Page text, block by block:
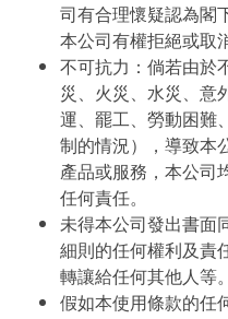
司有合理懷疑認為閣
本公司有權拒絕或取
不可抗力：倘若由於
災、火災、水災、意
運、罷工、勞動困難
制的情況），導致本
產品或服務，本公司
任何責任。
未得本公司發出書面
細則的任何權利及責
轉讓給任何其他人等。
假如本使用條款的任